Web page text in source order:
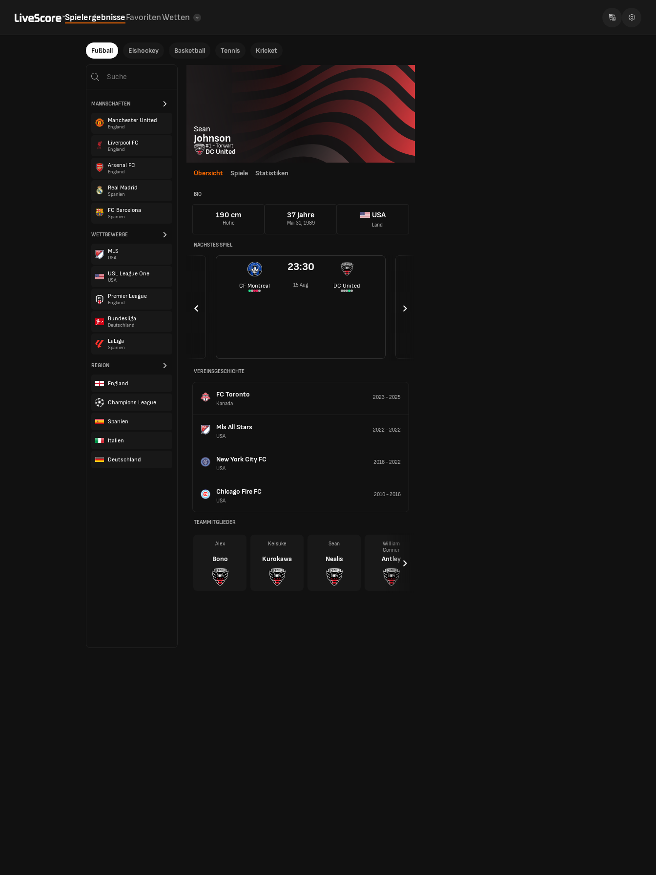
SpielergebnisseFavoritenWetten
Fußball Eishockey Basketball Tennis Kricket
MANNSCHAFTEN
Manchester United
England
Liverpool FC
England
Arsenal FC
England
Real Madrid
Spanien
FC Barcelona
Spanien
WETTBEWERBE
MLS
USA
USL League One
USA
Premier League
England
Bundesliga
Deutschland
LaLiga
Spanien
REGION
England
Champions League
Spanien
Italien
Deutschland
Sean
Johnson
#1 - Torwart
DC United
Übersicht Spiele Statistiken
BIO
190 cm
Höhe
37 Jahre
Mai 31, 1989
USA
Land
NÄCHSTES SPIEL
CF Montreal
23:30
15 Aug DC United
VEREINSGESCHICHTE
FC Toronto
Kanada
2023-2025
Mls All Stars
USA
2022-2022
New York City FC
USA
2016-2022
Chicago Fire FC
USA
2010-2016
TEAMMITGLIEDER
Alex
Bono
Keisuke
Kurokawa
Sean
Nealis
William
Conner
Antley